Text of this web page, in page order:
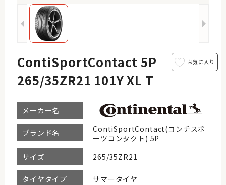
ContiSportContact 5P
265/35ZR21 101Y XL T
メーカー名
ブランド名
ContiSportContact(コンチスポ
ーツコンタクト) 5P
サイズ
265/35ZR21
タイヤタイプ サマータイヤ